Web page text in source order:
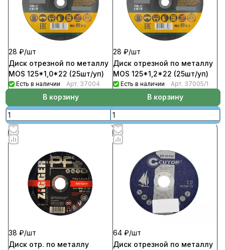
28 ₽/шт
Диск отрезной по металлу
MOS 125*1,0*22 (25шт/уп)
Есть в наличии Арт. 37004
В корзину
28 ₽/шт
Диск отрезной по металлу
MOS 125*1,2*22 (25шт/уп)
Есть в наличии Арт. 37005/1
В корзину
38 ₽/шт
Диск отр. по металлу
64 ₽/шт
Диск отрезной по металлу